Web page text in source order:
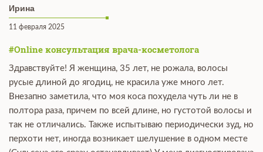
Ирина
11 февраля 2025
#Online консультация врача-косметолога
Здравствуйте! Я женщина, 35 лет, не рожала, волосы
русые длиной до ягодиц, не красила уже много лет.
Внезапно заметила, что моя коса похудела чуть ли не в
полтора раза, причем по всей длине, но густотой волосы и
так не отличались. Также испытываю периодически зуд, но
перхоти нет, иногда возникает шелушение в одном месте